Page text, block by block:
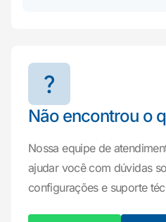
Não encontrou o
Nossa equipe de
ajudar você com dúvidas
configurações e suporte